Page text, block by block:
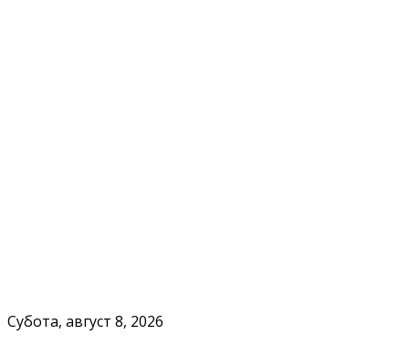
Субота, август 8, 2026